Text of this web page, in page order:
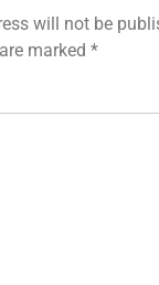
will not be
marked *